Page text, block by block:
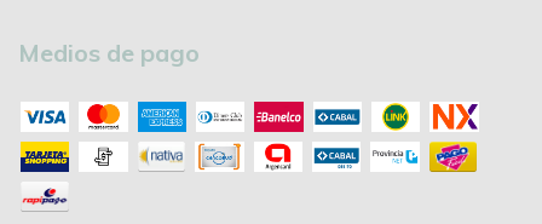
Medios de pago